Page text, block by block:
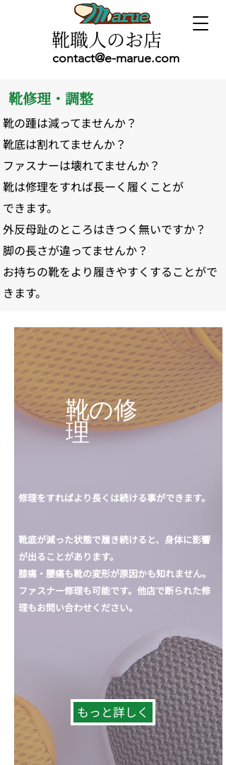
contact@e-marue.com
靴職人のお店
靴修理・調整
靴の踵は減ってませんか？
靴底は割れてませんか？
ファスナーは壊れてませんか？
靴は修理をすれば長ーく履くことが
できます。
外反母趾のところはきつく無いですか？
脚の長さが違ってませんか？
お持ちの靴をより履きやすくすることがで
きます。
​靴の修
理
修理をすればより長くは続ける事ができます。
靴底が減った状態で履き続けると、身体に影響
が出ることがあります。
膝痛・腰痛も靴の変形が原因かも知れません。
ファスナー修理も可能です。​他店で断られた修
理もお問い合わせください。
もっと詳しく